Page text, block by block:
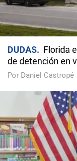
DUDAS
Florida
de detención en
Por Daniel Castropé